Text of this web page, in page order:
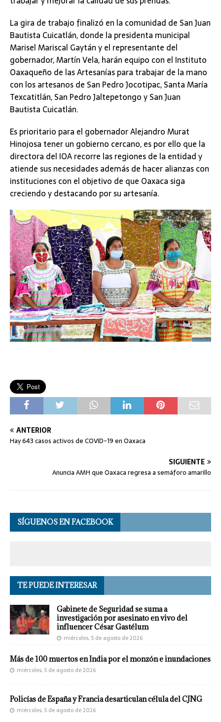
La gira de trabajo finalizó en la comunidad de San Juan
Bautista Cuicatlán, donde la presidenta municipal
Marisel Mariscal Gaytán y el representante del
gobernador, Martín Vela, harán equipo con el Instituto
Oaxaqueño de las Artesanías para trabajar de la mano
con los artesanos de San Pedro Jocotipac, Santa María
Texcatitlán, San Pedro Jaltepetongo y San Juan
Bautista Cuicatlán.
Es prioritario para el gobernador Alejandro Murat
Hinojosa tener un gobierno cercano, es por ello que la
directora del IOA recorre las regiones de la entidad y
atiende sus necesidades además de hacer alianzas con
instituciones con el objetivo de que Oaxaca siga
creciendo y destacando por su artesanía.
ANTERIOR
Hay 643 casos activos de COVID-19 en Oaxaca
SIGUIENTE
Anuncia AMH que Oaxaca regresa a semáforo amarillo
SÍGUENOS EN FACEBOOK
TE PUEDE INTERESAR
Gabinete de Seguridad se suma a
investigación por asesinato en vivo del
influencer César Gastélum
miércoles, 5 de agosto de 2026
Más de 100 muertos en India por el monzón e inundaciones
miércoles, 5 de agosto de 2026
Policías de España y Francia desarticulan célula del CJNG
miércoles, 5 de agosto de 2026